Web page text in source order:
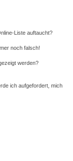
Liste auftaucht?
noch falsch!
werden?
ich aufgefordert, mich